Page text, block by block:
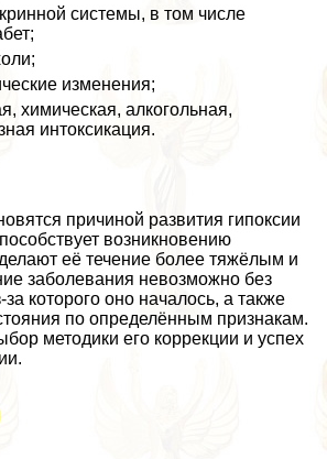
системы, в том числе
изменения;
химическая, алкогольная,
интоксикация.
причиной развития гипоксии
возникновению
её течение более тяжёлым и
заболевания невозможно без
которого оно началось, а также
по определённым признакам.
методики его коррекции и успех